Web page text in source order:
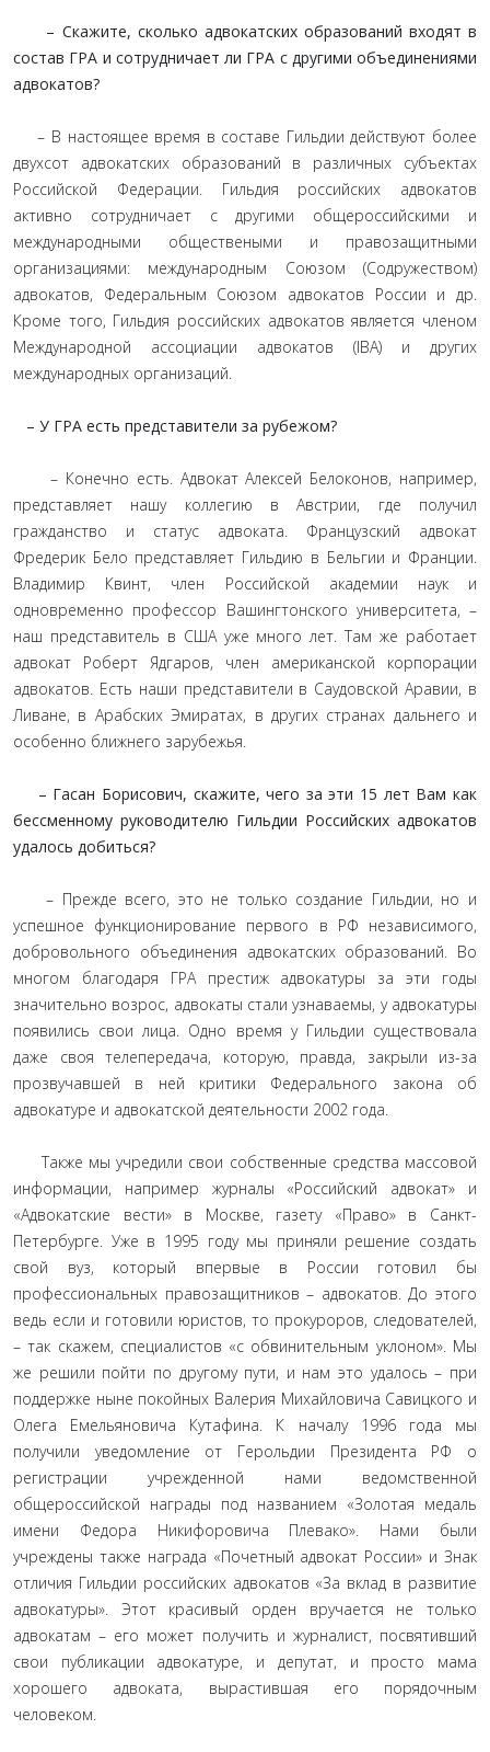
– Скажите, сколько адвокатских образований входят в
состав ГРА и сотрудничает ли ГРА с другими объединениями
адвокатов?
– В настоящее время в составе Гильдии действуют более
двухсот адвокатских образований в различных субъектах
Российской Федерации. Гильдия российских адвокатов
активно сотрудничает с другими общероссийскими и
международными обществеными и правозащитными
организациями: международным Союзом (Содружеством)
адвокатов, Федеральным Союзом адвокатов России и др.
Кроме того, Гильдия российских адвокатов является членом
Международной ассоциации адвокатов (IBA) и других
международных организаций.
– У ГРА есть представители за рубежом?
– Конечно есть. Адвокат Алексей Белоконов, например,
представляет нашу коллегию в Австрии, где получил
гражданство и статус адвоката. Французский адвокат
Фредерик Бело представляет Гильдию в Бельгии и Франции.
Владимир Квинт, член Российской академии наук и
одновременно профессор Вашингтонского университета, –
наш представитель в США уже много лет. Там же работает
адвокат Роберт Ядгаров, член американской корпорации
адвокатов. Есть наши представители в Саудовской Аравии, в
Ливане, в Арабских Эмиратах, в других странах дальнего и
особенно ближнего зарубежья.
– Гасан Борисович, скажите, чего за эти 15 лет Вам как
бессменному руководителю Гильдии Российских адвокатов
удалось добиться?
– Прежде всего, это не только создание Гильдии, но и
успешное функционирование первого в РФ независимого,
добровольного объединения адвокатских образований. Во
многом благодаря ГРА престиж адвокатуры за эти годы
значительно возрос, адвокаты стали узнаваемы, у адвокатуры
появились свои лица. Одно время у Гильдии существовала
даже своя телепередача, которую, правда, закрыли из-за
прозвучавшей в ней критики Федерального закона об
адвокатуре и адвокатской деятельности 2002 года.
Также мы учредили свои собственные средства массовой
информации, например журналы «Российский адвокат» и
«Адвокатские вести» в Москве, газету «Право» в Санкт-
Петербурге. Уже в 1995 году мы приняли решение создать
свой вуз, который впервые в России готовил бы
профессиональных правозащитников – адвокатов. До этого
ведь если и готовили юристов, то прокуроров, следователей,
– так скажем, специалистов «с обвинительным уклоном». Мы
же решили пойти по другому пути, и нам это удалось – при
поддержке ныне покойных Валерия Михайловича Савицкого и
Олега Емельяновича Кутафина. К началу 1996 года мы
получили уведомление от Герольдии Президента РФ о
регистрации учрежденной нами ведомственной
общероссийской награды под названием «Золотая медаль
имени Федора Никифоровича Плевако». Нами были
учреждены также награда «Почетный адвокат России» и Знак
отличия Гильдии российских адвокатов «За вклад в развитие
адвокатуры». Этот красивый орден вручается не только
адвокатам – его может получить и журналист, посвятивший
свои публикации адвокатуре, и депутат, и просто мама
хорошего адвоката, вырастившая его порядочным
человеком.